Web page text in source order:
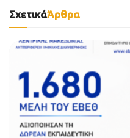
ΣχετικάΆρθρα